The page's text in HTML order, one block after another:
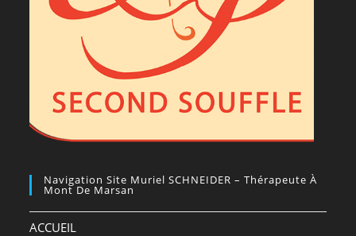
Navigation Site Muriel SCHNEIDER – Thérapeute À
Mont De Marsan
ACCUEIL